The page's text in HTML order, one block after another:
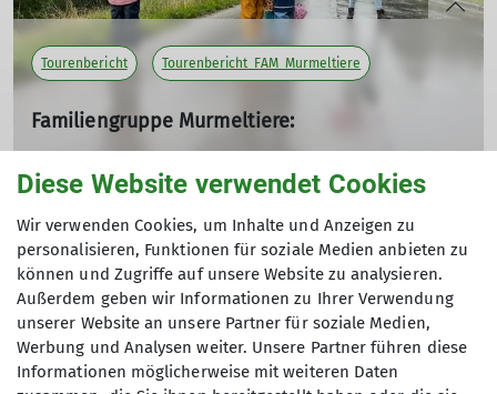
Tourenbericht Tourenbericht_FAM_Murmeltiere
Familiengruppe Murmeltiere:
Ein schönes, verregnetes Wochenende in Kornau
16.09.2025
Vom 25. bis 27. Juli verbrachten drei Familien der DAV-
Familiengruppe Murmeltiere mit jeweils zwei Kindern ein
gemeinsames Wochenende in der Jugendherberge
Kornau bei Oberstdorf. Insgesamt nahmen sechs
Erwachsene und sechs Kinder im Alter von 1 bis 5 Jahren
Trotz des Regenwetters war es ein gelungenes
Andere Themen
Tour_ASG Tourenbericht Tourenbericht_ASG
Tourenbericht_FAM_Zauneidechsen
Tourenbericht_OGV Tourenbericht_WanderFit
Diese Website verwendet Cookies
Wir verwenden Cookies, um Inhalte und Anzeigen zu
personalisieren, Funktionen für soziale Medien anbieten zu
können und Zugriffe auf unsere Website zu analysieren.
Außerdem geben wir Informationen zu Ihrer Verwendung
unserer Website an unsere Partner für soziale Medien,
Werbung und Analysen weiter. Unsere Partner führen diese
Informationen möglicherweise mit weiteren Daten